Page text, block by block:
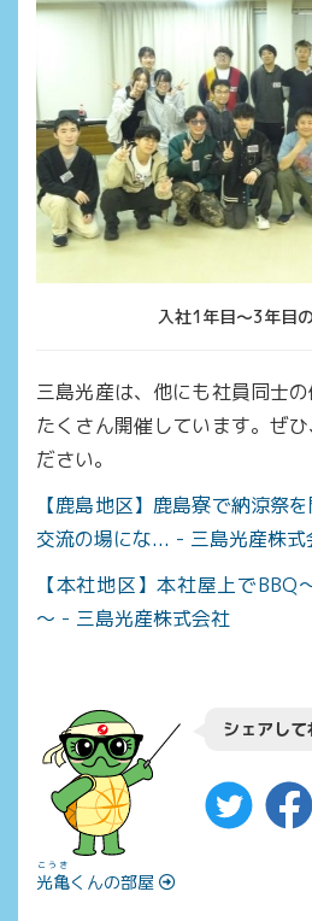
入社1年目～3年目
三島光産は、他にも社員同士
たくさん開催しています。ぜ
ださい。
【鹿島地区】鹿島寮で納涼祭
交流の場にな... - 三島光産株式
【本社地区】本社屋上でBBQ
～ - 三島光産株式会社
光亀
こうき
くんの部屋
シェアして